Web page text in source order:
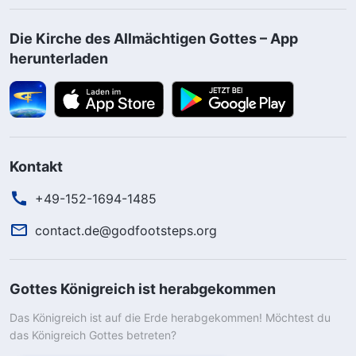
Die Kirche des Allmächtigen Gottes – App
herunterladen
Kontakt
+49-152-1694-1485
contact.de@godfootsteps.org
Gottes Königreich ist herabgekommen
Das Königreich ist auf die Erde herabgekommen! Möchtest du
das Königreich Gottes betreten?